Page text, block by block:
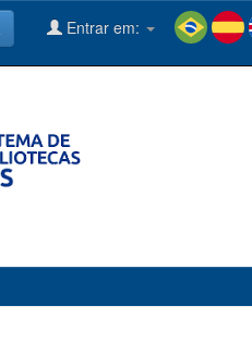
Entrar em: